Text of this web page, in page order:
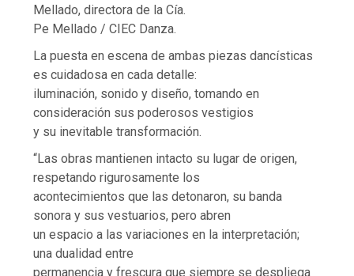
Mellado, directora de la Cía.
Pe Mellado / CIEC Danza.
La puesta en escena de ambas piezas dancísticas
es cuidadosa en cada detalle:
iluminación, sonido y diseño, tomando en
consideración sus poderosos vestigios
y su inevitable transformación.
“Las obras mantienen intacto su lugar de origen,
respetando rigurosamente los
acontecimientos que las detonaron, su banda
sonora y sus vestuarios, pero abren
un espacio a las variaciones en la interpretación;
una dualidad entre
permanencia y frescura que siempre se despliega